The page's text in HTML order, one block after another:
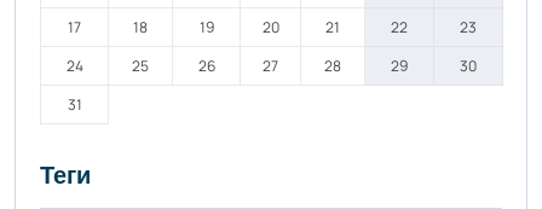
17
18 19 20 21 22
23
24
25 26 27 28 29
30
31
Теги